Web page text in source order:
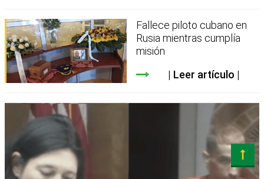
Fallece piloto cubano en
Rusia mientras cumplía
misión
Leer artículo